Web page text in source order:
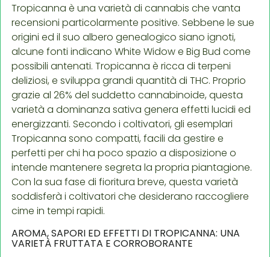
Tropicanna è una varietà di cannabis che vanta
recensioni particolarmente positive. Sebbene le sue
origini ed il suo albero genealogico siano ignoti,
alcune fonti indicano White Widow e Big Bud come
possibili antenati. Tropicanna è ricca di terpeni
deliziosi, e sviluppa grandi quantità di THC. Proprio
grazie al 26% del suddetto cannabinoide, questa
varietà a dominanza sativa genera effetti lucidi ed
energizzanti. Secondo i coltivatori, gli esemplari
Tropicanna sono compatti, facili da gestire e
perfetti per chi ha poco spazio a disposizione o
intende mantenere segreta la propria piantagione.
Con la sua fase di fioritura breve, questa varietà
soddisferà i coltivatori che desiderano raccogliere
cime in tempi rapidi.
AROMA, SAPORI ED EFFETTI DI TROPICANNA: UNA
VARIETÀ FRUTTATA E CORROBORANTE